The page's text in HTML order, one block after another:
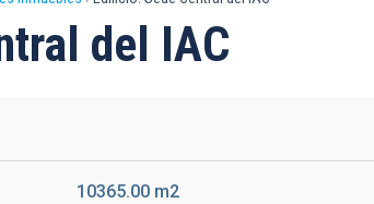
principaldel IAC
10365.00 m2